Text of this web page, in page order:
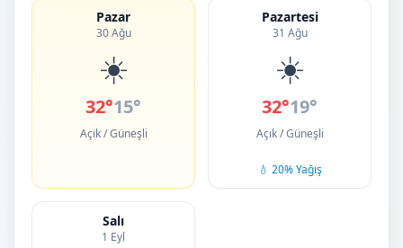
Pazar
30 Ağu
☀️
32°15°
Açık / Güneşli
Pazartesi
31 Ağu
☀️
32°19°
Açık / Güneşli
💧 20% Yağış
Salı
1 Eyl